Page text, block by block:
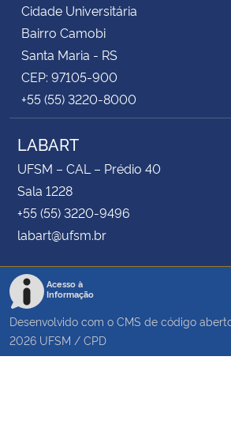
Cidade Universitária
Bairro Camobi
Santa Maria - RS
CEP: 97105-900
+55 (55) 3220-8000
LABART
UFSM – CAL – Prédio 40
Sala 1228
+55 (55) 3220-9496
labart@ufsm.br
Acesso à
Informação
Desenvolvido com o CMS de código
2026 UFSM / CPD